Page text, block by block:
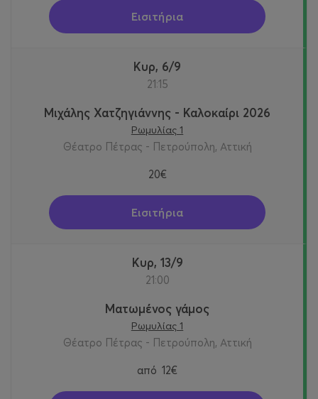
Εισιτήρια
Κυρ, 6/9
21:15
Μιχάλης Χατζηγιάννης - Καλοκαίρι 2026
Ρωμυλίας 1
Θέατρο Πέτρας - Πετρούπολη, Αττική
20€
Εισιτήρια
Κυρ, 13/9
21:00
Ματωμένος γάμος
Ρωμυλίας 1
Θέατρο Πέτρας - Πετρούπολη, Αττική
από 12€